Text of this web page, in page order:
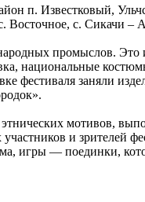
п. Известковый,
с. Сикачи –
промыслов.
национальные
фестиваля заняли
мотивов,
и зрителей
игры — поединки,